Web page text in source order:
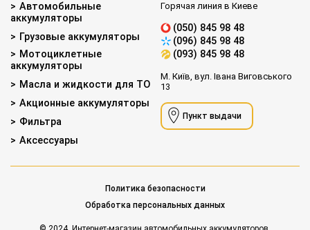
Автомобильные
аккумуляторы
Грузовые аккумуляторы
Мотоциклетные
аккумуляторы
Масла и жидкости для ТО
Акционные аккумуляторы
Фильтра
Аксессуары
Горячая линия в Киеве
(050) 845 98 48
(096) 845 98 48
(093) 845 98 48
М. Київ, вул. Івана Виговського
13
Пункт выдачи
Политика безопасности
Обработка персональных данных